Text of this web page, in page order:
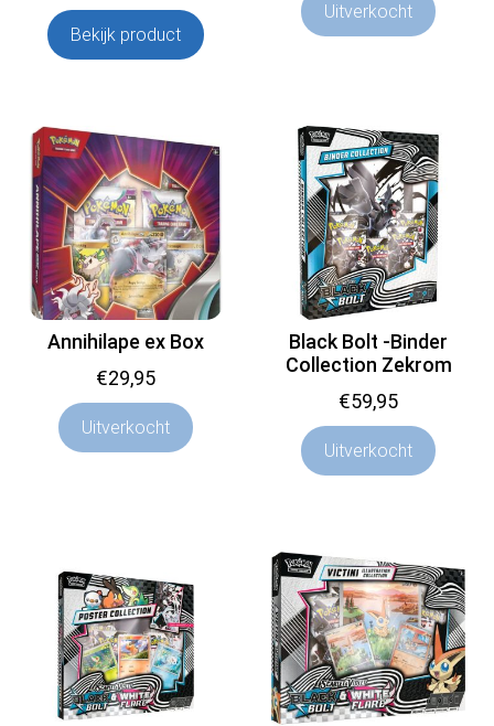
prijs
was:
prijs
is:
Bekijk product
Uitverkocht
Annihilape ex Box
€29,95
Uitverkocht
Black Bolt -Binder
Collection Zekrom
€59,95
Uitverkocht